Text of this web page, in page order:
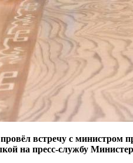
провёл встречу с министром
на пресс-службу